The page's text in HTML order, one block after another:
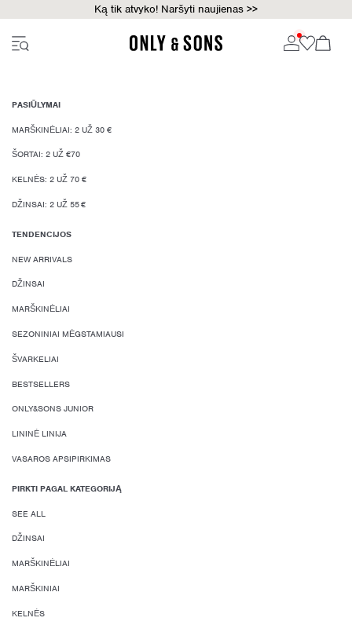
Ką tik atvyko! Naršyti naujienas >>
PASIŪLYMAI
MARŠKINĖLIAI: 2 UŽ 30 €
ŠORTAI: 2 UŽ €70
KELNĖS: 2 UŽ 70 €
DŽINSAI: 2 UŽ 55 €
TENDENCIJOS
NEW ARRIVALS
DŽINSAI
MARŠKINĖLIAI
SEZONINIAI MĖGSTAMIAUSI
ŠVARKELIAI
BESTSELLERS
ONLY&SONS JUNIOR
LININĖ LINIJA
VASAROS APSIPIRKIMAS
PIRKTI PAGAL KATEGORIJĄ
SEE ALL
DŽINSAI
MARŠKINĖLIAI
MARŠKINIAI
KELNĖS